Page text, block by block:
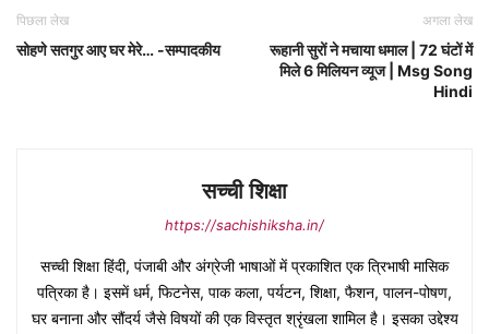
पिछला लेख
सोहणे सतगुर आए घर मेरे… -सम्पादकीय
अगला लेख
रूहानी सुरों ने मचाया धमाल | 72 घंटों में
मिले 6 मिलियन व्यूज | Msg Song
Hindi
सच्ची शिक्षा
https://sachishiksha.in/
सच्ची शिक्षा हिंदी, पंजाबी और अंग्रेजी भाषाओं में प्रकाशित एक त्रिभाषी मासिक
पत्रिका है। इसमें धर्म, फिटनेस, पाक कला, पर्यटन, शिक्षा, फैशन, पालन-पोषण,
घर बनाना और सौंदर्य जैसे विषयों की एक विस्तृत श्रृंखला शामिल है। इसका उद्देश्य